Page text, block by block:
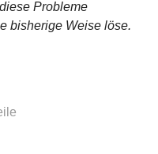
Probleme
bisherige Weise löse.